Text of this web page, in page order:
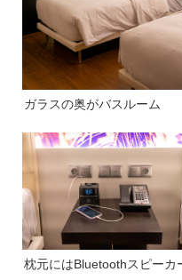
ガラスの奥がバスルーム
枕元にはBluetoothスピーカ